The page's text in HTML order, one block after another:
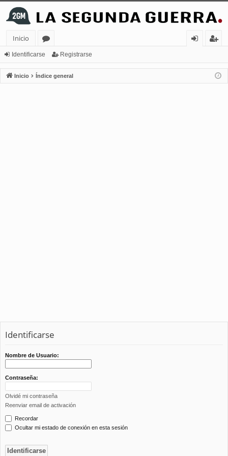
Inicio
or
os
nt
ifi
ist
ra
Identificarse Registrarse
Inicio Índice general
Identificarse
Nombre de Usuario:
Contraseña:
Olvidé mi contraseña
Reenviar email de activación
Recordar
Ocultar mi estado de conexión en esta sesión